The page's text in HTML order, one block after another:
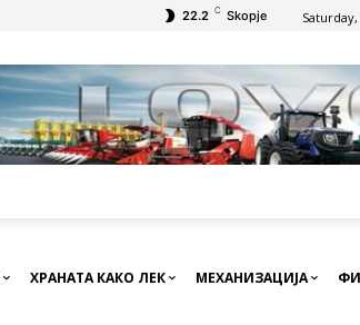
22.2 C Skopje
ХРАНАТА КАКО ЛЕК МЕХАНИЗАЦИЈА